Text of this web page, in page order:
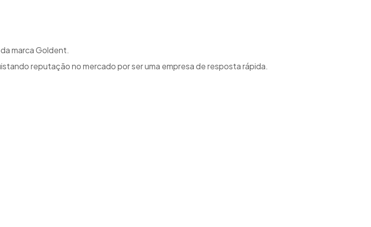
marca Goldent.
reputação no mercado por ser uma empresa de resposta rápida.